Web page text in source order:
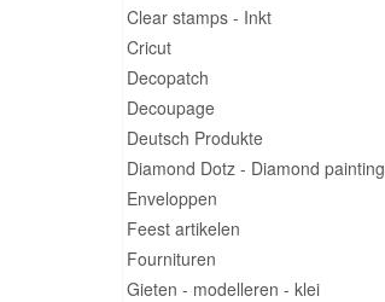
Clear stamps - Inkt
Cricut
Decopatch
Decoupage
Deutsch Produkte
Diamond Dotz - Diamond painting
Enveloppen
Feest artikelen
Fournituren
Gieten - modelleren - klei